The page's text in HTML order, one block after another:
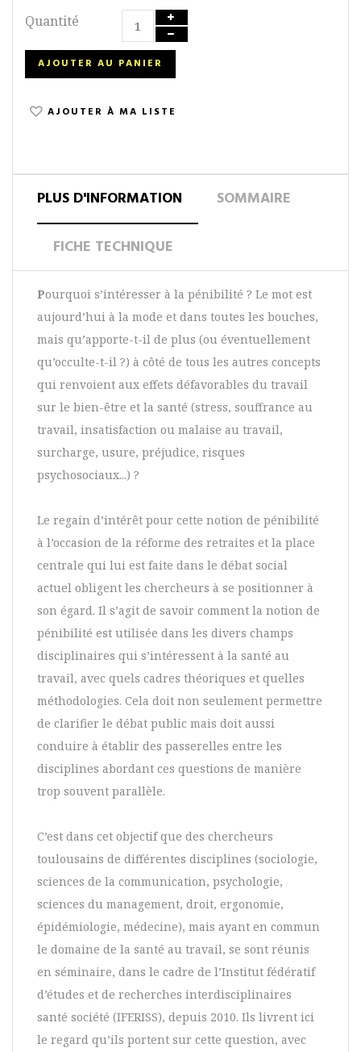
Quantité
AJOUTER AU PANIER
AJOUTER À MA LISTE
PLUS D'INFORMATION SOMMAIRE
FICHE TECHNIQUE
Pourquoi s’intéresser à la pénibilité ? Le mot est
aujourd’hui à la mode et dans toutes les bouches,
mais qu’apporte-t-il de plus (ou éventuellement
qu’occulte-t-il ?) à côté de tous les autres concepts
qui renvoient aux effets défavorables du travail
sur le bien-être et la santé (stress, souffrance au
travail, insatisfaction ou malaise au travail,
surcharge, usure, préjudice, risques
psychosociaux...) ?
Le regain d’intérêt pour cette notion de pénibilité
à l’occasion de la réforme des retraites et la place
centrale qui lui est faite dans le débat social
actuel obligent les chercheurs à se positionner à
son égard. Il s’agit de savoir comment la notion de
pénibilité est utilisée dans les divers champs
disciplinaires qui s’intéressent à la santé au
travail, avec quels cadres théoriques et quelles
méthodologies. Cela doit non seulement permettre
de clarifier le débat public mais doit aussi
conduire à établir des passerelles entre les
disciplines abordant ces questions de manière
trop souvent parallèle.
C’est dans cet objectif que des chercheurs
toulousains de différentes disciplines (sociologie,
sciences de la communication, psychologie,
sciences du management, droit, ergonomie,
épidémiologie, médecine), mais ayant en commun
le domaine de la santé au travail, se sont réunis
en séminaire, dans le cadre de l’Institut fédératif
d’études et de recherches interdisciplinaires
santé société (IFERISS), depuis 2010. Ils livrent ici
le regard qu’ils portent sur cette question, avec